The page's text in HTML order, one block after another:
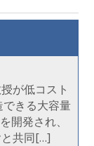
が低コスト
きる大容量
開発され、
共同[…]